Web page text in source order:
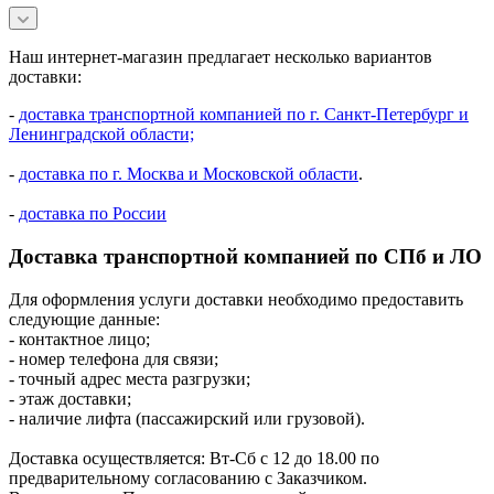
Наш интернет-магазин предлагает несколько вариантов
доставки:
- доставка транспортной компанией по г. Санкт-Петербург и
Ленинградской области;
- доставка по г. Москва и Московской области.
- доставка по России
Доставка транспортной компанией по СПб и ЛО
Для оформления услуги доставки необходимо предоставить
следующие данные:
- контактное лицо;
- номер телефона для связи;
- точный адрес места разгрузки;
- этаж доставки;
- наличие лифта (пассажирский или грузовой).
Доставка осуществляется: Вт-Сб с 12 до 18.00 по
предварительному согласованию с Заказчиком.